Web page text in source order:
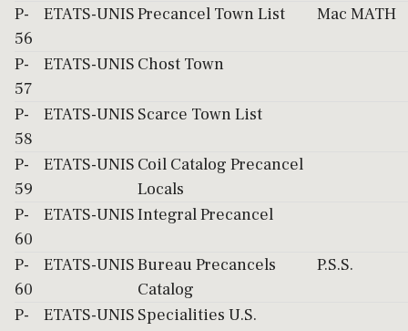
P-
56
ETATS-UNISPrecancel Town List Mac MATH
P-
57
ETATS-UNIS Chost Town
P-
58
ETATS-UNIS Scarce Town List
P-
59
ETATS-UNIS Coil Catalog Precancel
Locals
P-
60
ETATS-UNISIntegral Precancel
P-
60
ETATS-UNISBureau Precancels
Catalog
P.S.S.
P-
ETATS-UNIS Specialities U.S.